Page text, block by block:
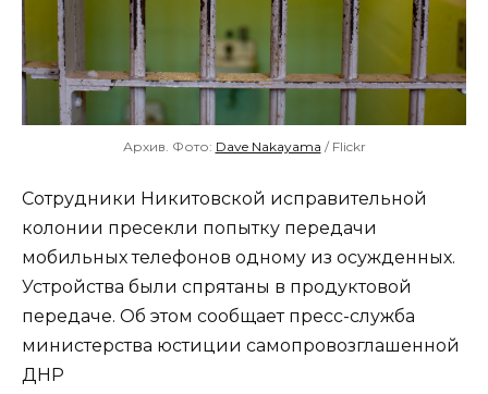
Архив. Фото: Dave Nakayama / Flickr
Сотрудники Никитовской исправительной
колонии пресекли попытку передачи
мобильных телефонов одному из осужденных.
Устройства были спрятаны в продуктовой
передаче. Об этом сообщает пресс-служба
министерства юстиции самопровозглашенной
ДНР